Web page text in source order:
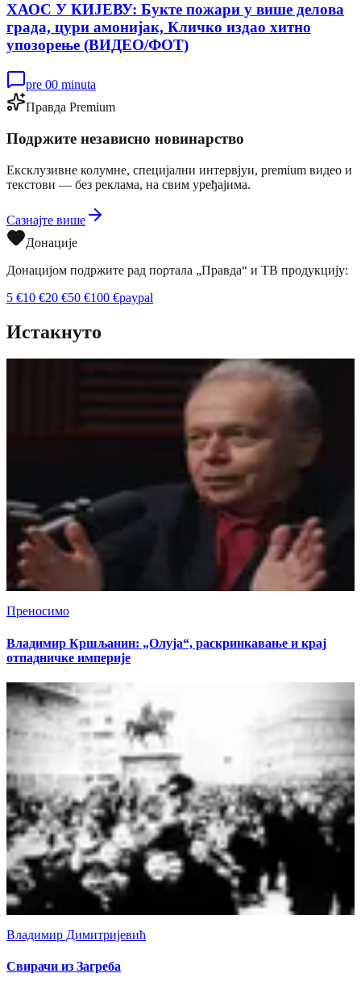
ХАОС У КИЈЕВУ: Букте пожари у више делова
града, цури амонијак, Кличко издао хитно
упозорење (ВИДЕО/ФОТ)
pre 00 minuta
Правда Premium
Подржите независно новинарство
Ексклузивне колумне, специјални интервјуи, premium видео и
текстови — без реклама, на свим уређајима.
Сазнајте више
Донације
Донацијом подржите рад портала „Правда“ и ТВ продукцију:
5 €10 €20 €50 €100 €paypal
Истакнуто
Преносимо
Владимир Кршљанин: „Олуја“, раскринкавање и крај
отпадничке империје
Владимир Димитријевић
Свирачи из Загреба